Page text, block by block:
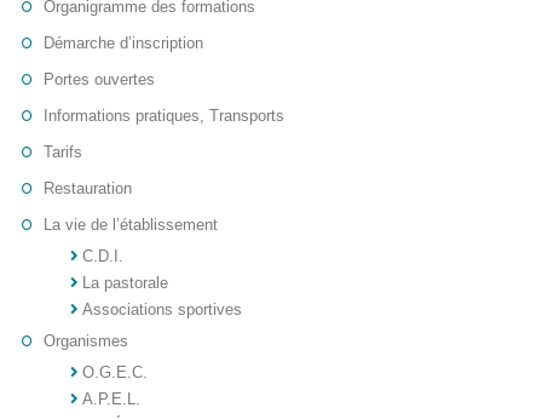
Organigramme des formations
Démarche d’inscription
Portes ouvertes
Informations pratiques, Transports
Tarifs
Restauration
La vie de l’établissement
C.D.I.
La pastorale
Associations sportives
Organismes
O.G.E.C.
A.P.E.L.